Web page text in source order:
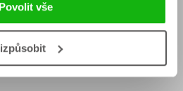
Povolit vše
Kontakty Albatros Media